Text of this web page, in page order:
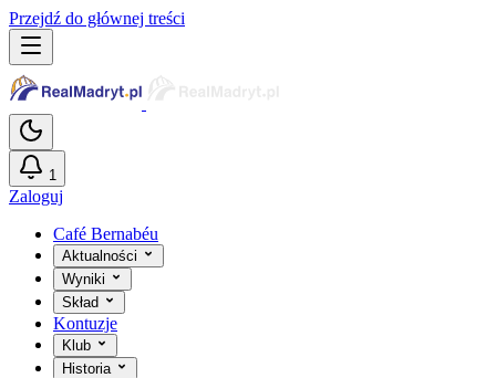
Przejdź do głównej treści
1
Zaloguj
Café Bernabéu
Aktualności
Wyniki
Skład
Kontuzje
Klub
Historia